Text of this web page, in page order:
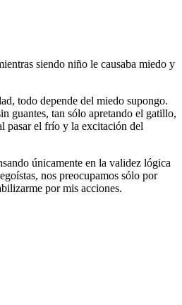
siendo niño le causaba miedo y
todo depende del miedo supongo.
guantes, tan sólo apretando el gatillo,
pasar el frío y la excitación del
únicamente en la validez lógica
nos preocupamos sólo por
por mis acciones.